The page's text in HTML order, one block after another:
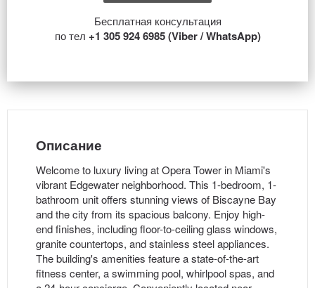
Бесплатная консультация
по тел +1 305 924 6985 (Viber / WhatsApp)
Описание
Welcome to luxury living at Opera Tower in Miami's
vibrant Edgewater neighborhood. This 1-bedroom, 1-
bathroom unit offers stunning views of Biscayne Bay
and the city from its spacious balcony. Enjoy high-
end finishes, including floor-to-ceiling glass windows,
granite countertops, and stainless steel appliances.
The building's amenities feature a state-of-the-art
fitness center, a swimming pool, whirlpool spas, and